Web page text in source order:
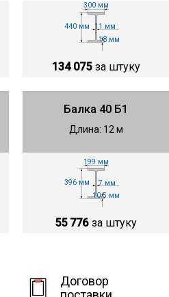
440 мм
300 мм
11 мм
18 мм
134 075 за штуку
Балка 40 Б1
Длина: 12 м
396 мм
199 мм
7 мм
10.5 мм
55 776 за штуку
Договор